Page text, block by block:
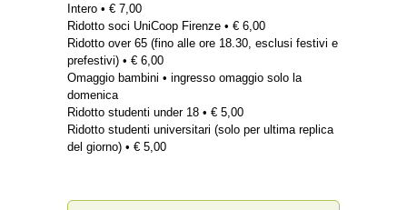
Intero • € 7,00
Ridotto soci UniCoop Firenze • € 6,00
Ridotto over 65 (fino alle ore 18.30, esclusi festivi e
prefestivi) • € 6,00
Omaggio bambini • ingresso omaggio solo la
domenica
Ridotto studenti under 18 • € 5,00
Ridotto studenti universitari (solo per ultima replica
del giorno) • € 5,00